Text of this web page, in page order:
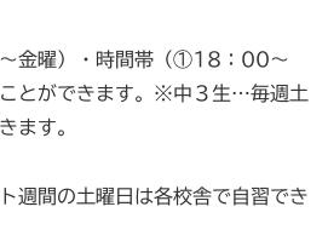
金曜）・時間帯（①18：00～
とができます。※中３生…毎週土
ます。
週間の土曜日は各校舎で自習でき